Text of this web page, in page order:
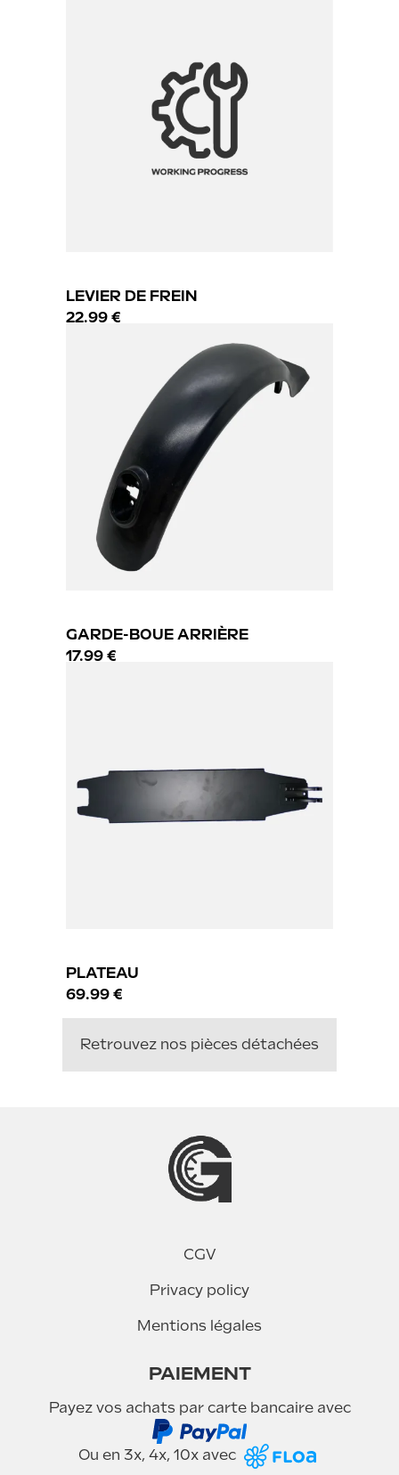
LEVIER DE FREIN
22.99 €
GARDE-BOUE ARRIÈRE
17.99 €
PLATEAU
69.99 €
Retrouvez nos pièces détachées
CGV
Privacy policy
Mentions légales
PAIEMENT
Payez vos achats par carte bancaire avec
Ou en 3x, 4x, 10x avec